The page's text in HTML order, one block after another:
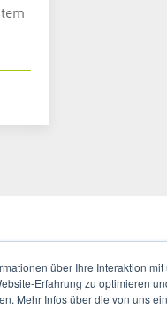
über Ihre Interaktion mit
Erfahrung zu optimieren
Mehr Infos über die von uns